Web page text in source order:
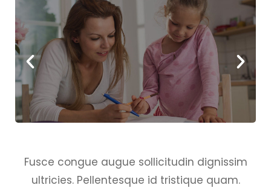
Fusce congue augue sollicitudin dignissim
ultricies. Pellentesque id tristique quam.